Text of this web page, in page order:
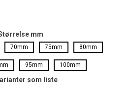
mm
70mm 75mm 80mm
95mm 100mm
som liste